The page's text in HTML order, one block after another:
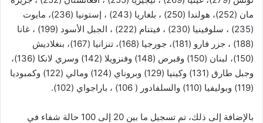
مان (252)، هولندا (250) ، بلغاريا (243) ، إستونيا (236)، مايوت
(235) ، سلوفينيا (230) ، فيتنام (222) ، الجبل الأسود (199) ، غانا
(188) ، جزر فارو (181)، جورجيا (168)، تنزانيا (167)، بنغلاديش
(150)، لبنان (150) وقبرص (148) وفنزويلا (142) وسري لانكا (136)،
وجبل طارق (131) وكينيا (129) وبروناي (124) ومالي (122) وكمبوديا
(119) وبوليفيا (110) والسلفادور ( 106) ، باراجواي (102).
بالإضافة إلى ذلك، تم تسجيل ما بين 20 إلى 100 حالة شفاء في